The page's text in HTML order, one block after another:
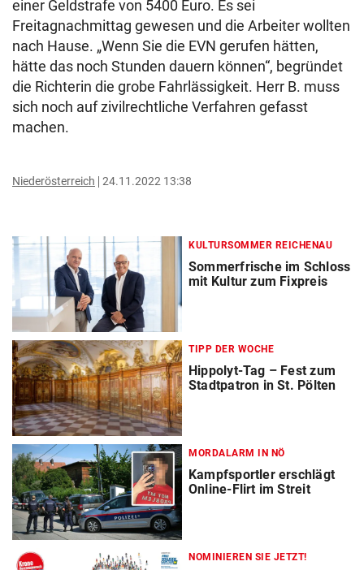
einer Geldstrafe von 5400 Euro. Es sei
Freitagnachmittag gewesen und die Arbeiter wollten
nach Hause. „Wenn Sie die EVN gerufen hätten,
hätte das noch Stunden dauern können“, begründet
die Richterin die grobe Fahrlässigkeit. Herr B. muss
sich noch auf zivilrechtliche Verfahren gefasst
machen.
Niederösterreich 24.11.2022 13:38
KULTURSOMMER REICHENAU
Sommerfrische im Schloss
mit Kultur zum Fixpreis
TIPP DER WOCHE
Hippolyt-Tag – Fest zum
Stadtpatron in St. Pölten
MORDALARM IN NÖ
Kampfsportler erschlägt
Online-Flirt im Streit
NOMINIEREN SIE JETZT!